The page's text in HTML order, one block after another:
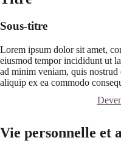
Sous-titre
Lorem ipsum dolor sit amet,
eiusmod tempor incididunt ut
ad minim veniam, quis
aliquip ex ea commodo
Vie personnelle et